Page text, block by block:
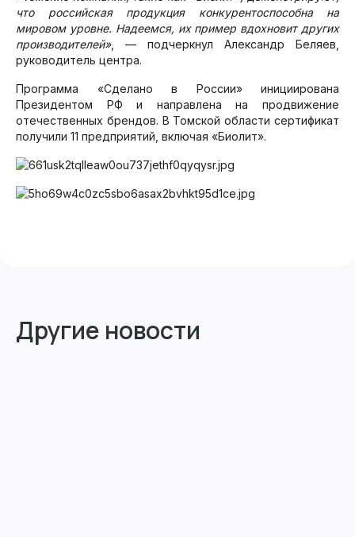
что российская продукция конкурентоспособна на
мировом уровне. Надеемся, их пример вдохновит других
производителей», — подчеркнул Александр Беляев,
руководитель центра.
Программа «Сделано в России» инициирована
Президентом РФ и направлена на продвижение
отечественных брендов. В Томской области сертификат
получили 11 предприятий, включая «Биолит».
Другие новости